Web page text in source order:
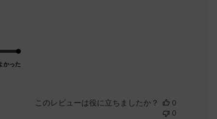
かった
このレビューは役に立ちましたか？
0
0